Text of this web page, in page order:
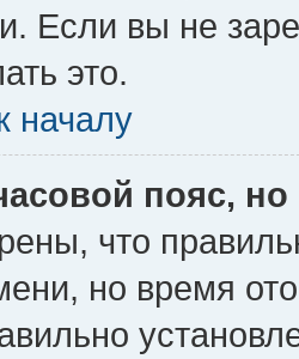
Если вы не
это.
началу
пояс,
что
но время